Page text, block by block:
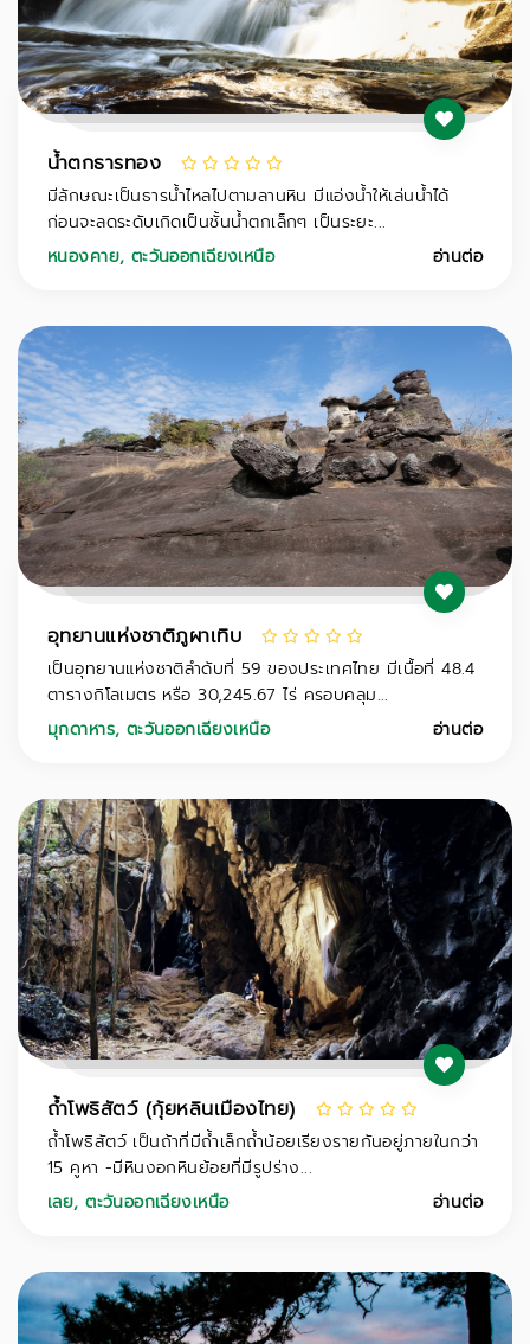
น้ำตกธารทอง
มีลักษณะเป็นธารน้ำไหลไปตามลานหิน มีแอ่งน้ำให้เล่นน้ำได้
ก่อนจะลดระดับเกิดเป็นชั้นน้ำตกเล็กๆ เป็นระยะ...
หนองคาย, ตะวันออกเฉียงเหนือ อ่านต่อ
อุทยานแห่งชาติภูผาเทิบ
เป็นอุทยานแห่งชาติลำดับที่ 59 ของประเทศไทย มีเนื้อที่ 48.4
ตารางกิโลเมตร หรือ 30,245.67 ไร่ ครอบคลุม...
มุกดาหาร, ตะวันออกเฉียงเหนือ อ่านต่อ
ถ้ำโพธิสัตว์ (กุ้ยหลินเมืองไทย)
ถ้ำโพธิสัตว์ เป็นถ้าที่มีถ้ำเล็กถ้ำน้อยเรียงรายกันอยู่ภายในกว่า
15 คูหา -มีหินงอกหินย้อยที่มีรูปร่าง...
เลย,ตะวันออกเฉียงเหนือ อ่านต่อ